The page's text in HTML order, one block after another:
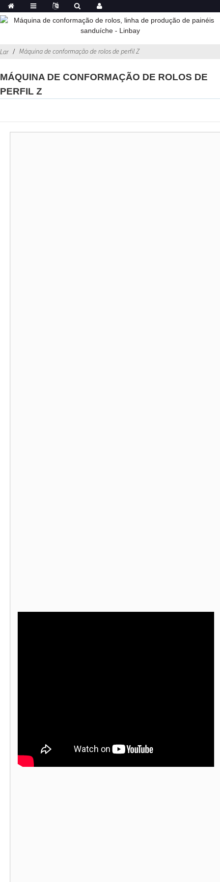
Lar Máquina de conformação de rolos de perfil Z
MÁQUINA DE CONFORMAÇÃO DE ROLOS DE
PERFIL Z